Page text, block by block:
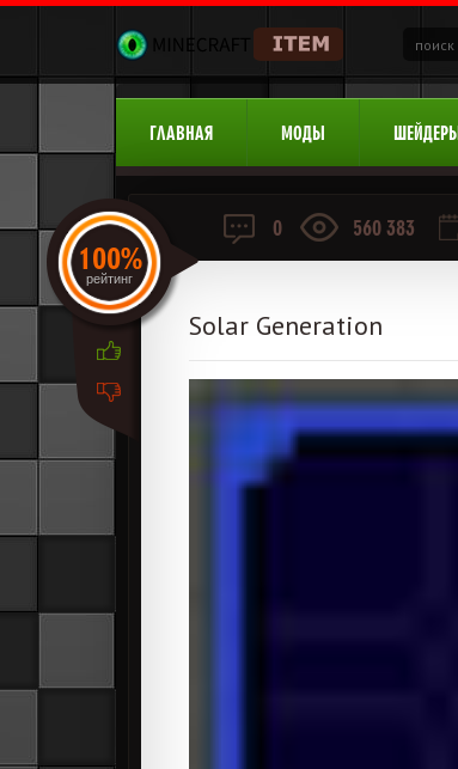
ГЛАВНАЯ МОДЫ ШЕЙДЕРЫ
0 560 383
Solar Generation
100%
рейтинг